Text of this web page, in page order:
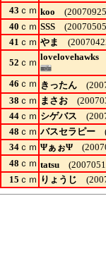
43 ｃｍ koo
40 ｃｍ SSS
41 ｃｍ やま
52 ｃｍ
lovelovehawks
46 ｃｍ きったん
38 ｃｍ まさお
44 ｃｍ シゲバス
48 ｃｍ バスセラピー
34 ｃｍ ΨぁぉΨ
48 ｃｍ tatsu
15 ｃｍ りょうじ